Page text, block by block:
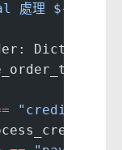
處理 ${
Dict,
"credit_card"